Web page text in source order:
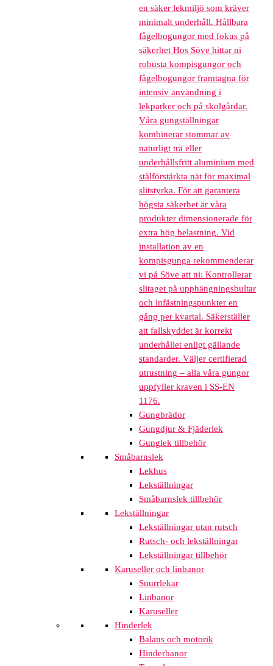
en säker lekmiljö som kräver
minimalt underhåll. Hållbara
fågelbogungor med fokus på
säkerhet Hos Söve hittar ni
robusta kompisgungor och
fågelbogungor framtagna för
intensiv användning i
lekparker och på skolgårdar.
Våra gungställningar
kombinerar stommar av
naturligt trä eller
underhållsfritt aluminium med
stålförstärkta nät för maximal
slitstyrka. För att garantera
högsta säkerhet är våra
produkter dimensionerade för
extra hög belastning. Vid
installation av en
kompisgunga rekommenderar
vi på Söve att ni: Kontrollerar
slitaget på upphängningsbultar
och infästningspunkter en
gång per kvartal. Säkerställer
att fallskyddet är korrekt
underhållet enligt gällande
standarder. Väljer certifierad
utrustning – alla våra gungor
uppfyller kraven i SS-EN
1176.
Gungbrädor
Gungdjur & Fjäderlek
Gunglek tillbehör
Småbarnslek
Lekhus
Lekställningar
Småbarnslek tillbehör
Lekställningar
Lekställningar utan rutsch
Rutsch- och lekställningar
Lekställningar tillbehör
Karuseller och linbanor
Snurrlekar
Linbanor
Karuseller
Hinderlek
Balans och motorik
Hinderbanor